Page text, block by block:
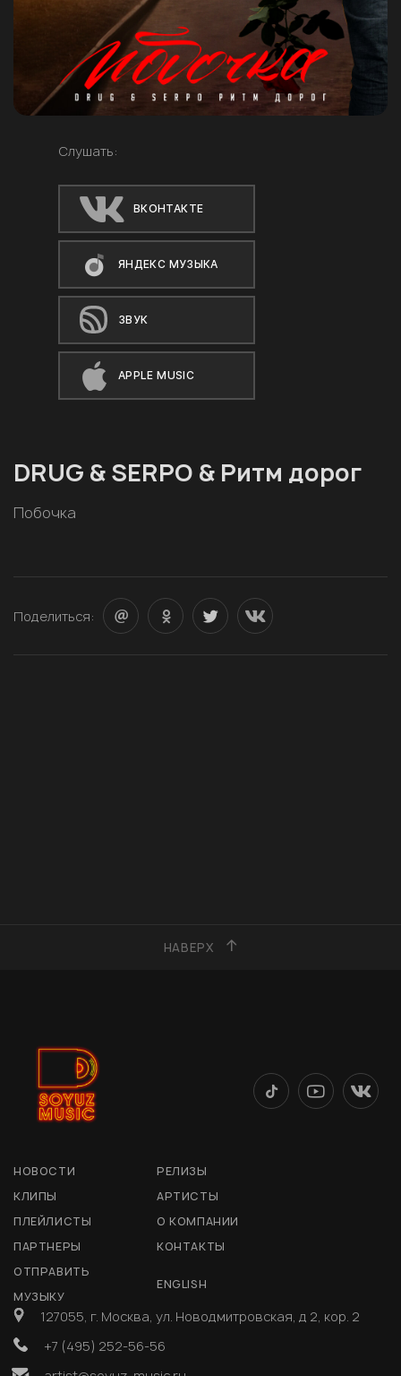
Слушать:
ВКОНТАКТЕ
ЯНДЕКС МУЗЫКА
ЗВУК
APPLE MUSIC
DRUG & SERPO & Ритм дорог
Побочка
Поделиться:
НАВЕРХ
НОВОСТИ
РЕЛИЗЫ
КЛИПЫ
АРТИСТЫ
ПЛЕЙЛИСТЫ
О КОМПАНИИ
ПАРТНЕРЫ
КОНТАКТЫ
ОТПРАВИТЬ
МУЗЫКУ
ENGLISH
127055, г. Москва, ул. Новодмитровская, д 2, кор. 2
+7 (495) 252-56-56